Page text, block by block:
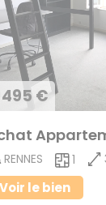
495 €
RENNES 1
Voir le bien